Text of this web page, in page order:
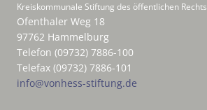
Kreiskommunale Stiftung des öffentlichen Rechts
Ofenthaler Weg 18
97762 Hammelburg
Telefon (09732) 7886-100
Telefax (09732) 7886-101
info@vonhess-stiftung.de